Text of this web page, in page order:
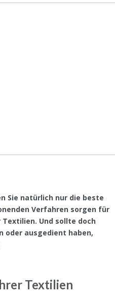
Sie natürlich nur die beste
Verfahren sorgen für
Und sollte doch
oder ausgedient haben,
Textilien